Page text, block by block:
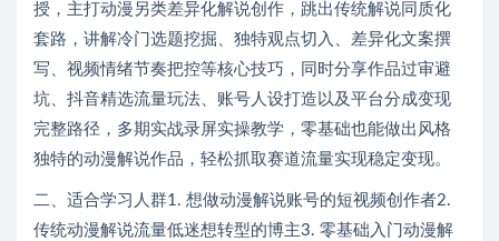
授，主打动漫另类差异化解说创作，跳出传统解说同质化
套路，讲解冷门选题挖掘、独特观点切入、差异化文案撰
写、视频情绪节奏把控等核心技巧，同时分享作品过审避
坑、抖音精选流量玩法、账号人设打造以及平台分成变现
完整路径，多期实战录屏实操教学，零基础也能做出风格
独特的动漫解说作品，轻松抓取赛道流量实现稳定变现。
二、适合学习人群1. 想做动漫解说账号的短视频创作者2.
传统动漫解说流量低迷想转型的博主3. 零基础入门动漫解